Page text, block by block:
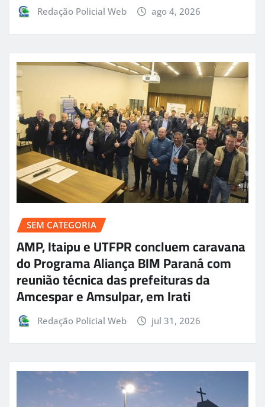
Redação Policial Web ago 4, 2026
SEM CATEGORIA
AMP, Itaipu e UTFPR concluem caravana
do Programa Aliança BIM Paraná com
reunião técnica das prefeituras da
Amcespar e Amsulpar, em Irati
Redação Policial Web jul 31, 2026